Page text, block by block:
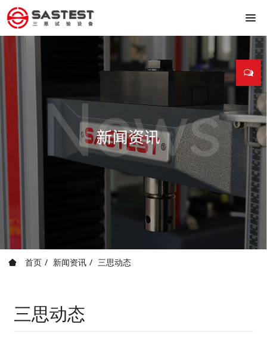
首页 新闻资讯 三思动态
三思动态